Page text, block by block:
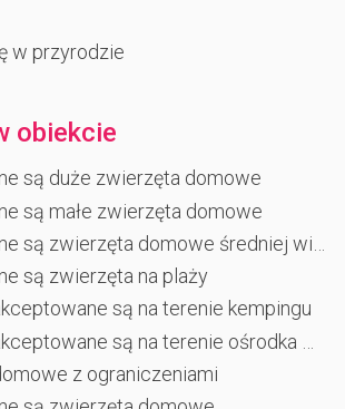
w przyrodzie
obiekcie
są duże zwierzęta domowe
są małe zwierzęta domowe
są zwierzęta na plaży
są na terenie kempingu
z ograniczeniami